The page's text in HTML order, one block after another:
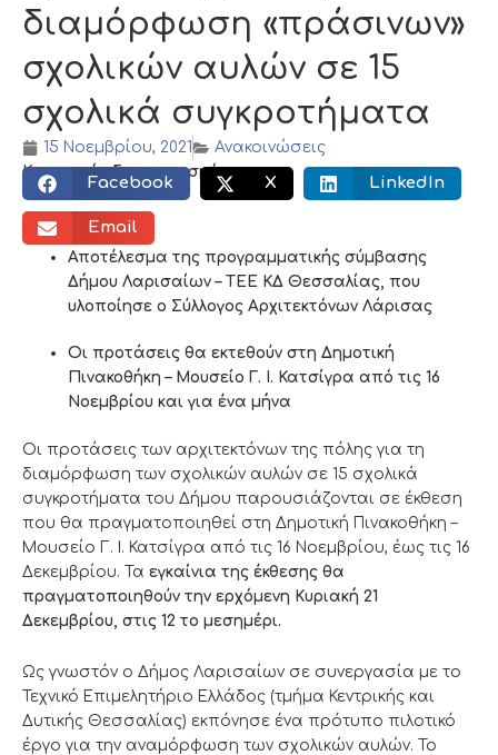
διαμόρφωση «πράσινων»
σχολικών αυλών σε 15
σχολικά συγκροτήματα
15 Νοεμβρίου, 2021
Ανακοινώσεις
Κοινωνικός διαμοιρασμός:
Facebook X LinkedIn
Email
Αποτέλεσμα της προγραμματικής σύμβασης
Δήμου Λαρισαίων – ΤΕΕ ΚΔ Θεσσαλίας, που
υλοποίησε ο Σύλλογος Αρχιτεκτόνων Λάρισας
Οι προτάσεις θα εκτεθούν στη Δημοτική
Πινακοθήκη – Μουσείο Γ. Ι. Κατσίγρα από τις 16
Νοεμβρίου και για ένα μήνα
Οι προτάσεις των αρχιτεκτόνων της πόλης για τη
διαμόρφωση των σχολικών αυλών σε 15 σχολικά
συγκροτήματα του Δήμου παρουσιάζονται σε έκθεση
που θα πραγματοποιηθεί στη Δημοτική Πινακοθήκη –
Μουσείο Γ. Ι. Κατσίγρα από τις 16 Νοεμβρίου, έως τις 16
Δεκεμβρίου. Τα εγκαίνια της έκθεσης θα
πραγματοποιηθούν την ερχόμενη Κυριακή 21
Δεκεμβρίου, στις 12 το μεσημέρι.
Ως γνωστόν ο Δήμος Λαρισαίων σε συνεργασία με το
Τεχνικό Επιμελητήριο Ελλάδος (τμήμα Κεντρικής και
Δυτικής Θεσσαλίας) εκπόνησε ένα πρότυπο πιλοτικό
έργο για την αναμόρφωση των σχολικών αυλών. Το